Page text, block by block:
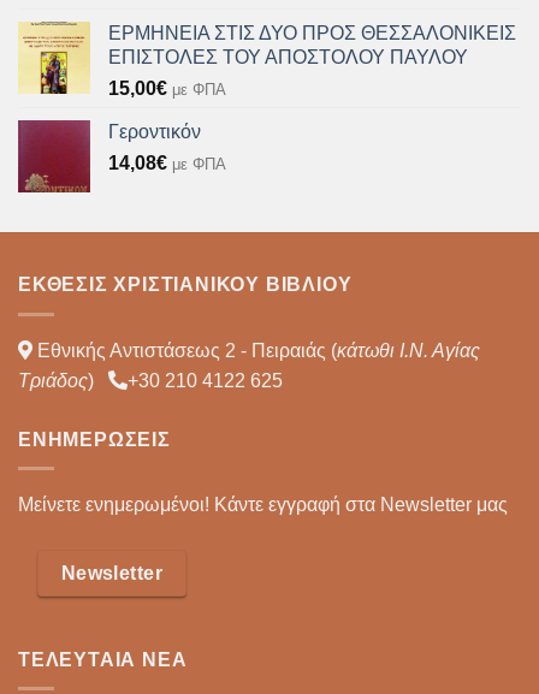
18,00€.είναι:
16,20€.
ΕΡΜΗΝΕΙΑ ΣΤΙΣ ΔΥΟ ΠΡΟΣ ΘΕΣΣΑΛΟΝΙΚΕΙΣ
ΕΠΙΣΤΟΛΕΣ ΤΟΥ ΑΠΟΣΤΟΛΟΥ ΠΑΥΛΟΥ
15,00€ με ΦΠΑ
Γεροντικόν
14,08€ με ΦΠΑ
ΈΚΘΕΣΙΣ ΧΡΙΣΤΙΑΝΙΚΟΎ ΒΙΒΛΊΟΥ
Εθνικής Αντιστάσεως 2 - Πειραιάς (κάτωθι Ι.Ν. Αγίας
Τριάδος) +30 210 4122 625
ΕΝΗΜΕΡΏΣΕΙΣ
Μείνετε ενημερωμένοι! Κάντε εγγραφή στα Newsletter μας
Newsletter
ΤΕΛΕΥΤΑΊΑ ΝΈΑ